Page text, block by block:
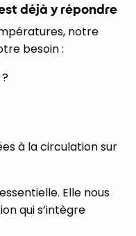
déjà y répondre
notre
besoin :
à la circulation sur
Elle nous
qui s’intègre